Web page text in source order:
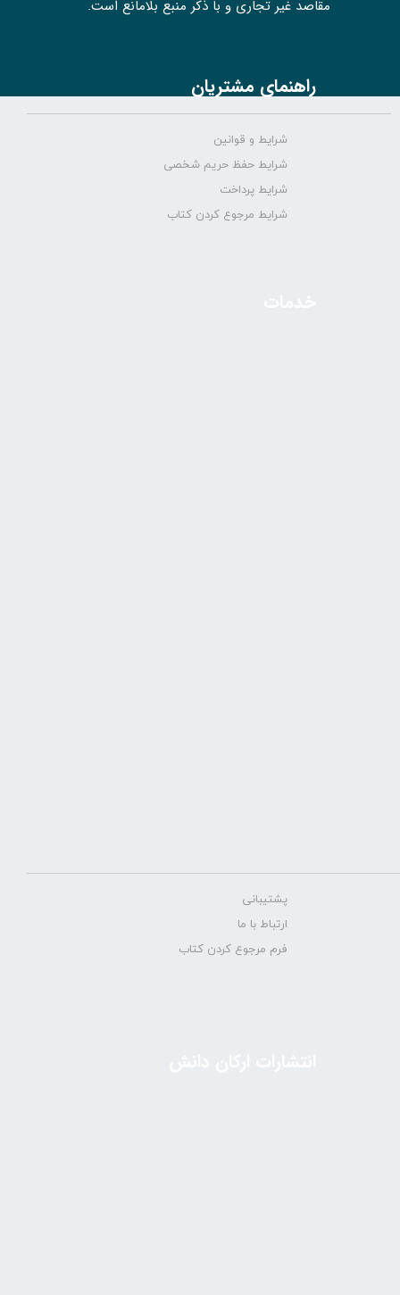
مقاصد غیر تجاری و با ذکر منبع بلامانع است.
راهنمای مشتریان
شرایط و قوانین
شرایط حفظ حریم شخصی
شرایط پرداخت
شرایط مرجوع کردن کتاب
پشتیبانی
ارتباط با ما
فرم مرجوع کردن کتاب